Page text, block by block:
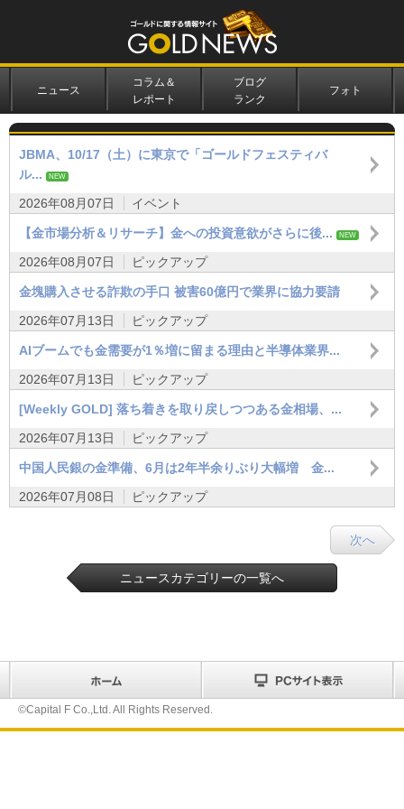
ニュース
コラム＆
レポート
ブログ
ランク
フォト
JBMA、10/17（土）に東京で「ゴールドフェスティバ
ル...
NEW
2026年08月07日 イベント
【金市場分析＆リサーチ】金への投資意欲がさらに後... NEW
2026年08月07日 ピックアップ
金塊購入させる詐欺の手口 被害60億円で業界に協力要請
2026年07月13日
ピックアップ
AIブームでも金需要が1％増に留まる理由と半導体業界...
2026年07月13日
ピックアップ
[Weekly GOLD] 落ち着きを取り戻しつつある金相場、...
2026年07月13日
ピックアップ
中国人民銀の金準備、6月は2年半余りぶり大幅増 金...
2026年07月08日
ピックアップ
次へ
ニュースカテゴリーの一覧へ
©Capital F Co.,Ltd. All Rights Reserved.